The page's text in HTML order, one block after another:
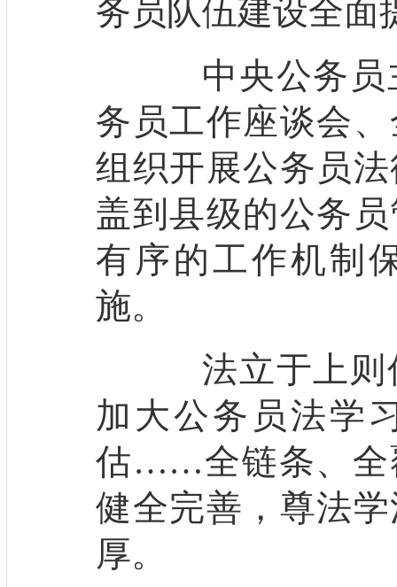
务员队伍建设全面
中央公务员
务员工作座谈会
组织开展公务员
盖到县级的公务
有序的工作机制
施。
法立于上则
加大公务员法学
估……全链条、全
健全完善，尊法
厚。